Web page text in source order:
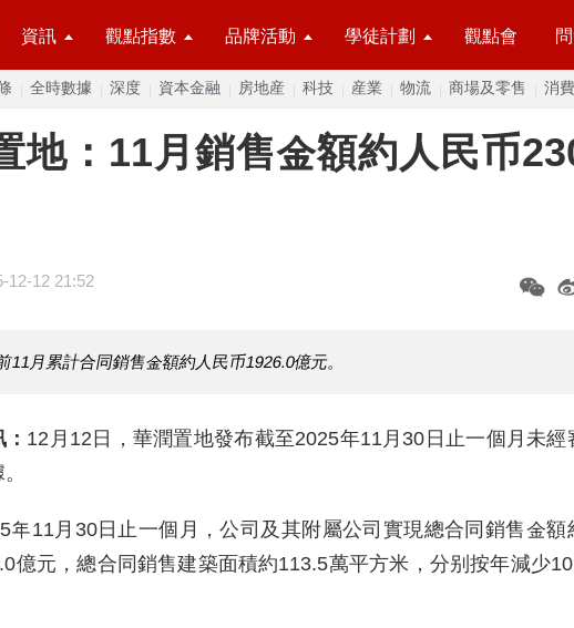
資訊 觀點指數 品牌活動 學徒計劃 觀點會
全時數據 深度 資本金融 房地産 科技 産業 物流 商場及零售 消
地：11月銷售金額約人民币
12-12 21:52
11月累計合同銷售金額約人民币1926.0億元。
12月12日，華潤置地發布截至2025年11月30日止一個月未經
年11月30日止一個月，公司及其附屬公司實現總合同銷售金額
億元，總合同銷售建築面積約113.5萬平方米，分别按年減少